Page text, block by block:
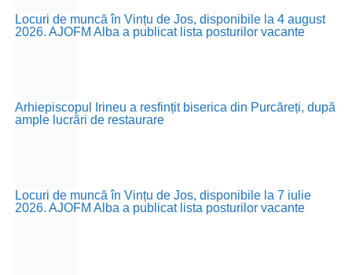
Locuri de muncă în Vințu de Jos, disponibile la 4 august
2026. AJOFM Alba a publicat lista posturilor vacante
Arhiepiscopul Irineu a resfințit biserica din Purcăreți, după
ample lucrări de restaurare
Locuri de muncă în Vințu de Jos, disponibile la 7 iulie
2026. AJOFM Alba a publicat lista posturilor vacante